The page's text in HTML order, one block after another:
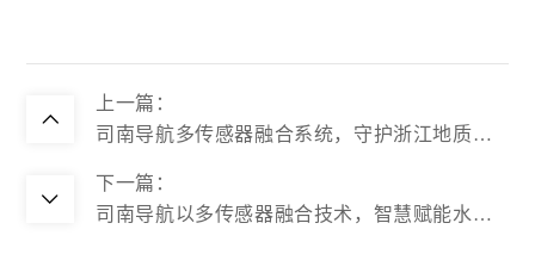
上一篇：
司南导航多传感器融合系统，守护浙江地质灾
下一篇：
司南导航以多传感器融合技术，智慧赋能水库